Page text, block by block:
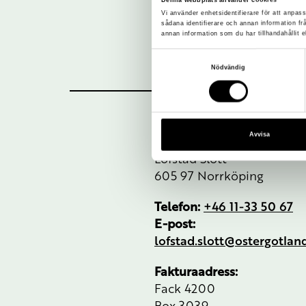
Vi använder enhetsidentifierare för att
sådana identifierare och annan information
annan information som du har tillhandahållit
Nödvändig
Avvisa
Löfstad Slott
605 97 Norrköping
Telefon: +46 11-33 50 67
E-post:
Fakturaadress:
Fack 4200